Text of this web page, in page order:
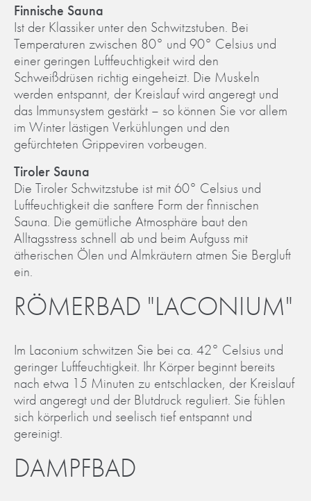
Finnische Sauna
Ist der Klassiker unter den Schwitzstuben. Bei
Temperaturen zwischen 80° und 90° Celsius und
einer geringen Luftfeuchtigkeit wird den
Schweißdrüsen richtig eingeheizt. Die Muskeln
werden entspannt, der Kreislauf wird angeregt und
das Immunsystem gestärkt – so können Sie vor allem
im Winter lästigen Verkühlungen und den
gefürchteten Grippeviren vorbeugen.
Tiroler Sauna
Die Tiroler Schwitzstube ist mit 60° Celsius und
Luftfeuchtigkeit die sanftere Form der finnischen
Sauna. Die gemütliche Atmosphäre baut den
Alltagsstress schnell ab und beim Aufguss mit
ätherischen Ölen und Almkräutern atmen Sie Bergluft
ein.
RÖMERBAD "LACONIUM"
Im Laconium schwitzen Sie bei ca. 42° Celsius und
geringer Luftfeuchtigkeit. Ihr Körper beginnt bereits
nach etwa 15 Minuten zu entschlacken, der Kreislauf
wird angeregt und der Blutdruck reguliert. Sie fühlen
sich körperlich und seelisch tief entspannt und
gereinigt.
DAMPFBAD